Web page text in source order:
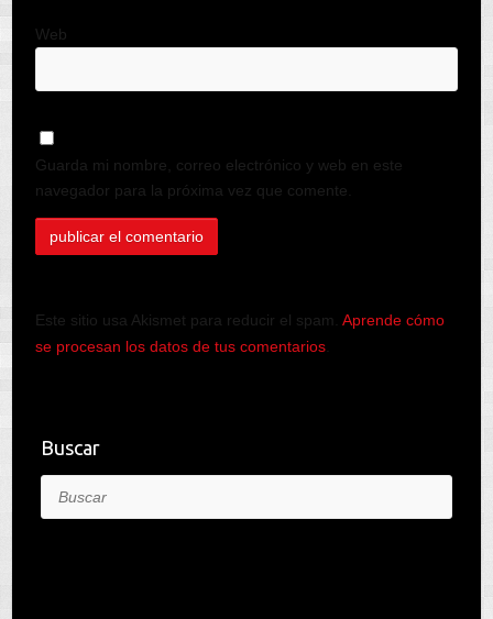
Web
Guarda mi nombre, correo electrónico y web en este
navegador para la próxima vez que comente.
Este sitio usa Akismet para reducir el spam. Aprende cómo
se procesan los datos de tus comentarios.
Buscar
Buscar